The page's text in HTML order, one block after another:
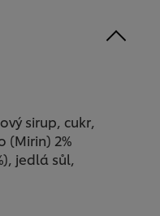
sirup, cukr,
(Mirin) 2%
jedlá sůl,